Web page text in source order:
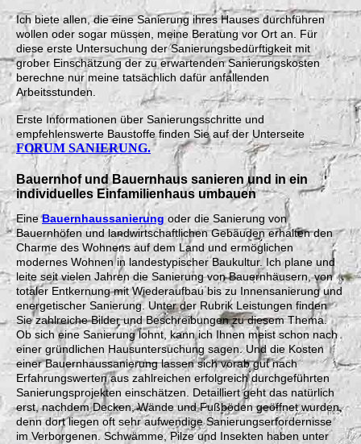
Ich biete allen, die eine Sanierung ihres Hauses durchführen
wollen oder sogar müssen, meine Beratung vor Ort an. Für
diese erste Untersuchung der Sanierungsbedürftigkeit mit
grober Einschätzung der zu erwartenden Sanierungskosten
berechne nur meine tatsächlich dafür anfallenden
Arbeitsstunden.
Erste Informationen über Sanierungsschritte und
empfehlenswerte Baustoffe finden Sie auf der Unterseite
FORUM SANIERUNG.
Bauernhof und Bauernhaus sanieren und in ein
individuelles Einfamilienhaus umbauen
EineBauernhaussanierung oder die Sanierung von
Bauernhöfen und landwirtschaftlichen Gebäuden erhalten den
Charme des Wohnens auf dem Land und ermöglichen
modernes Wohnen in landestypischer Baukultur. Ich plane und
leite seit vielen Jahren die Sanierung von Bauernhäusern, von
totaler Entkernung mit Wiederaufbau bis zu Innensanierung und
energetischer Sanierung. Unter der Rubrik Leistungen finden
Sie zahlreiche Bilder und Beschreibungen zu diesem Thema.
Ob sich eine Sanierung lohnt, kann ich Ihnen meist schon nach
einer gründlichen Hausuntersuchung sagen. Und die Kosten
einer Bauernhaussanierung lassen sich vorab gut nach
Erfahrungswerten aus zahlreichen erfolgreich durchgeführten
Sanierungsprojekten einschätzen. Detailliert geht das natürlich
erst, nachdem Decken, Wände und Fußböden geöffnet wurden,
denn dort liegen oft sehr aufwendige Sanierungserfordernisse
im Verborgenen. Schwämme, Pilze und Insekten haben unter